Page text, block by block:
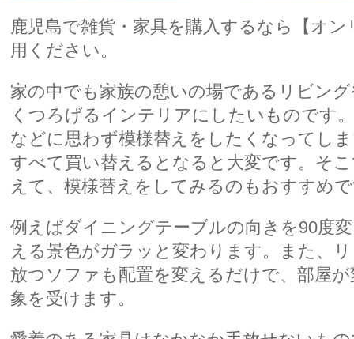
鹿児島で雑貨 ・家具を購入するなら【オ
用ください。
家の中でも家族の憩いの場であるリビン
くつろげる インテリアにしたいものです
などに思わず模様替えをしたくなってし
すべて買い替えるとなると大変です。そ
えて、模様替えをしてみるのもおすすめ
例えばダイニングテーブルの向きを90度
える景色がガラッと変わります。また、
放つソファも配置を変えるだけで、部屋
象を受けます。